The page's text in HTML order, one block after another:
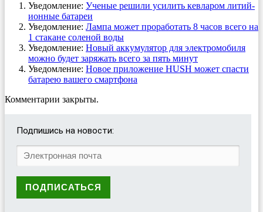
Уведомление: Ученые решили усилить кевларом литий-
ионные батареи
Уведомление: Лампа может проработать 8 часов всего на
1 стакане соленой воды
Уведомление: Новый аккумулятор для электромобиля
можно будет заряжать всего за пять минут
Уведомление: Новое приложение HUSH может спасти
батарею вашего смартфона
Комментарии закрыты.
Подпишись на новости: